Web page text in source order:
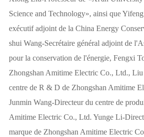
Science and Technology», ainsi que
exécutif adjoint de la China Energy
shui Wang-Secrétaire général adjoint de
pour la conservation de l'énergie, Fengxi
Zhongshan Amitime Electric Co., Ltd.,
centre de R & D de Zhongshan Amitime
Junmin Wang-Directeur du centre de
Amitime Electric Co., Ltd. Yunge Li-
marque de Zhongshan Amitime Electric